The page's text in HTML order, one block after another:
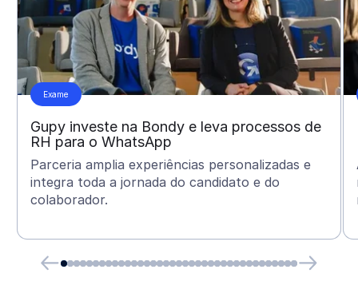
Exame
Gupy investe na Bondy e leva processos de
RH para o WhatsApp
Parceria amplia experiências personalizadas e
integra toda a jornada do candidato e do
colaborador.